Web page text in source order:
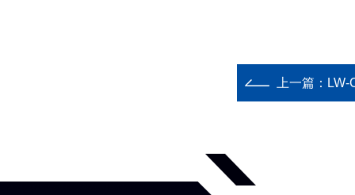
上一篇：